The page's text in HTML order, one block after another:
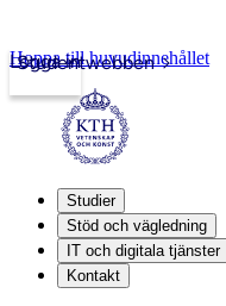
Studentwebben
Logga in
Hoppa till huvudinnehållet
Studier
Stöd och vägledning
IT och digitala tjänster
Kontakt